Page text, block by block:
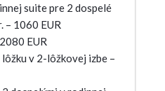
suite pre 2 dospelé
– 1060 EUR
EUR
v 2-lôžkovej izbe –